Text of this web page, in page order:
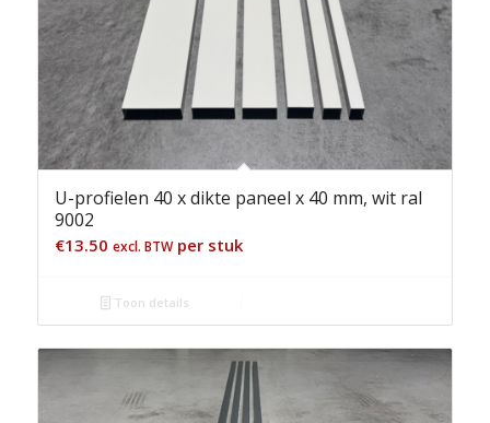
U-profielen 40 x dikte paneel x 40 mm, wit ral
9002
€13.50 excl. BTWper stuk
Toon details